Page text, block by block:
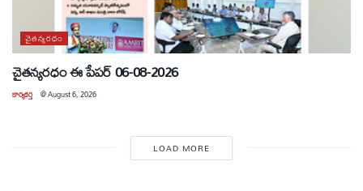
చైతన్యరధం
చైతన్యరధం ఈ పేపర్ 06-08-2026
కార్యకర్త @August 6, 2026
LOAD MORE